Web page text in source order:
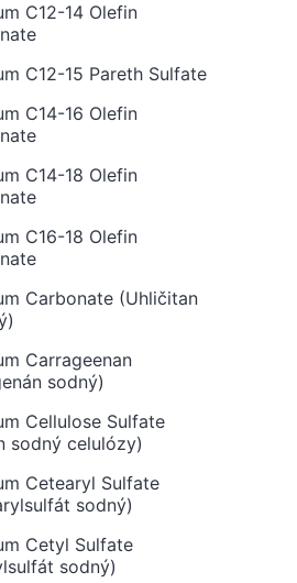
C12-14 Olefin
C12-15 Pareth Sulfate
C14-16 Olefin
C14-18 Olefin
C16-18 Olefin
Carbonate (Uhličitan
Carrageenan
sodný)
Cellulose Sulfate
sodný celulózy)
Cetearyl Sulfate
sodný)
Cetyl Sulfate
sodný)